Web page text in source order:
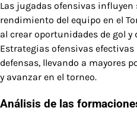
Las jugadas ofensivas
rendimiento del equipo en el
al crear oportunidades de gol
Estrategias ofensivas
defensas, llevando a mayores
y avanzar en el torneo.
Análisis de las